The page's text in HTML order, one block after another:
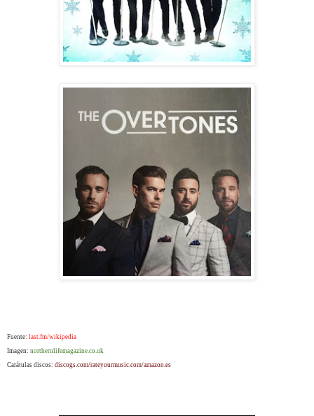
Fuente: last.fm/wikipedia
Imagen: northernlifemagazine.co.uk
Carátulas discos: discogs.com/rateyourmusic.com/amazon.es